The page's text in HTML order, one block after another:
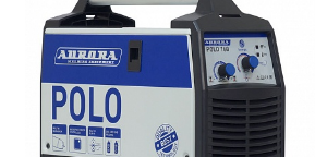
Магазин
Мой аккаунт